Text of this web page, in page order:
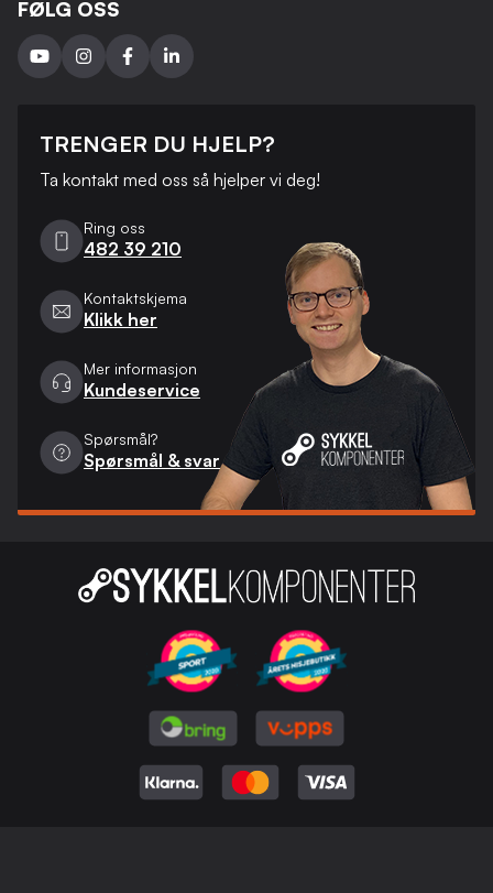
FØLG OSS
TRENGER DU HJELP?
Ta kontakt med oss ​​så hjelper vi deg!
Ring oss
482 39 210
Kontaktskjema
Klikk her
Mer informasjon
Kundeservice
Spørsmål?
Spørsmål & svar